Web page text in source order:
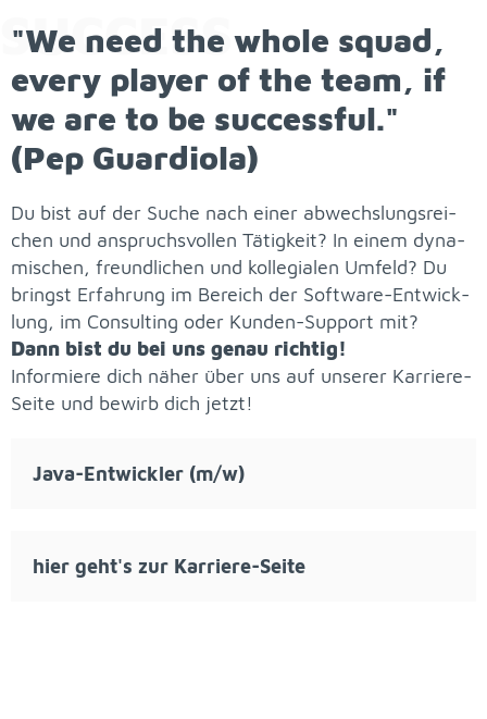
Java-Ent­wick­ler (m/w)
hier geht's zur Kar­rie­re-Sei­te
SUC­CESS
"We need the who­le squad,
eve­ry play­er of the team, if
we are to be suc­cess­ful."
(Pep Guar­dio­la)
Du bist auf der Su­che nach ei­ner ab­wechs­lungs­rei­
chen und an­spruchs­vol­len Tä­tig­keit? In ei­nem dy­na­
mi­schen, freund­li­chen und kol­le­gia­len Um­feld? Du
bringst Er­fah­rung im Be­reich der Soft­ware-Ent­wick­
lung, im Con­sul­ting oder Kun­den-Sup­port mit?
Dann bist du bei uns ge­nau rich­tig!
In­for­mie­re dich nä­her über uns auf un­se­rer Kar­rie­re-
Sei­te und be­wirb dich jetzt!